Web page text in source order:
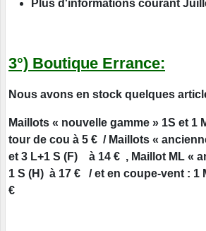
Plus d'informations courant
3°) Boutique Errance:
Nous avons en stock quelques
Maillots « nouvelle gamme » 1S et 1
tour de cou à 5 € / Maillots «
et 3 L+1 S (F) à 14 € , Maillot ML «
1 S (H) à 17 € / et en coupe-vent : 1
€